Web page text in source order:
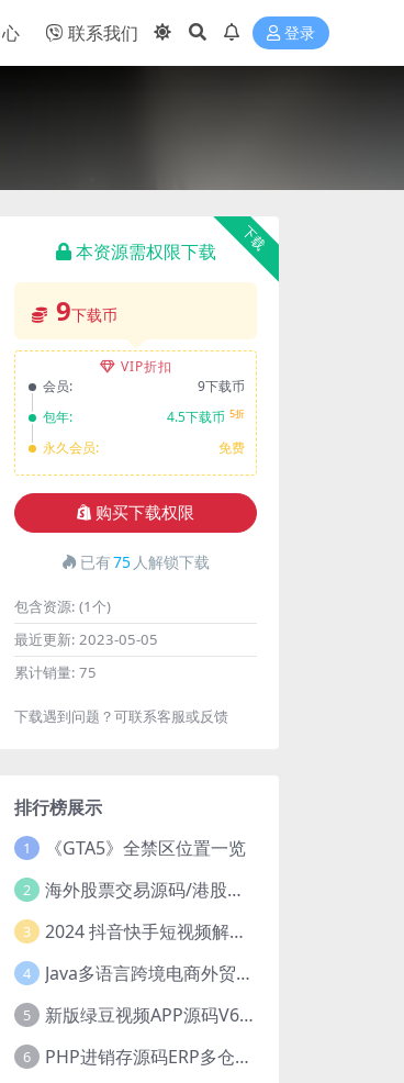
联系我们 登录
下载
本资源需权限下载
9下载币
VIP折扣
会员:
9下载币
包年:
4.5下载币 5折
永久会员: 免费
购买下载权限
已有75 人解锁下载
包含资源: (1个)
最近更新: 2023-05-05
累计销量: 75
下载遇到问题？可联系客服或反馈
排行榜展示
1 《GTA5》全禁区位置一览
2 海外股票交易源码/港股泰股/美股源码/印度股源码/马拉西亚股票源码/国际股票配资
3 2024 抖音快手短视频解析去水印php源码
4 Java多语言跨境电商外贸商城TikToKshop内嵌商城I商家入驻I一键铺
5 新版绿豆视频APP源码V6.6 免授权插件版
6 PHP进销存源码ERP多仓库管理系统 手机版进销存 php网络版进销存小程序